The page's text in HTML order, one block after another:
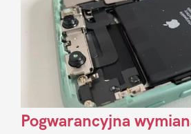
Pogwarancyjna